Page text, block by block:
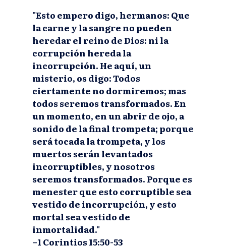
"Esto empero digo, hermanos: Que
la carne y la sangre no pueden
heredar el reino de Dios: ni la
corrupción hereda la
incorrupción. He aquí, un
misterio, os digo: Todos
ciertamente no dormiremos; mas
todos seremos transformados. En
un momento, en un abrir de ojo, a
sonido de la final trompeta; porque
será tocada la trompeta, y los
muertos serán levantados
incorruptibles, y nosotros
seremos transformados. Porque es
menester que esto corruptible sea
vestido de incorrupción, y esto
mortal sea vestido de
inmortalidad."
–1 Corintios 15:50-53